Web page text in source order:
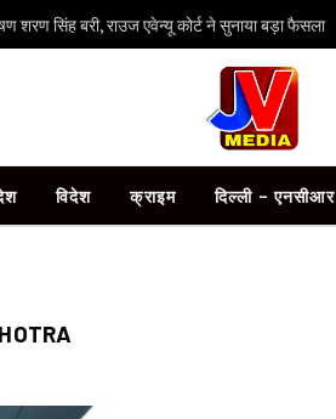
शरण सिंह बरी, राउज एवेन्यू कोर्ट ने सुनाया बड़ा फैसला
विदेश क्राइम दिल्ली – एनसीआर